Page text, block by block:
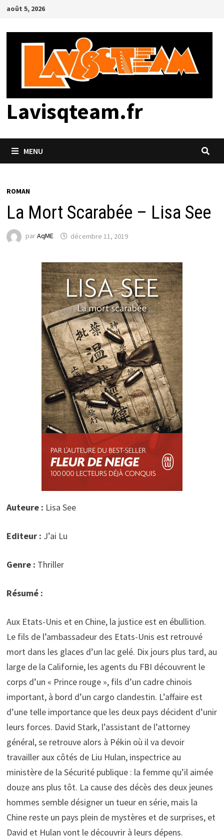
Passer
contenu
août 5, 2026
Lavisqteam.fr
MENU
ROMAN
La Mort Scarabée – Lisa See
parAqME décembre 11, 2019
Auteure : Lisa See
Editeur : J’ai Lu
Genre : Thriller
Résumé :
Aux Etats-Unis et en Chine, la justice est en ébullition.
Le fils de l’ambassadeur des Etats-Unis est retrouvé
mort dans les glaces d’un lac gelé. Dix jours plus tard, au
large de la Californie, les agents du FBI découvrent le
corps d’un « Prince rouge », fils d’un cadre chinois
important, à bord d’un cargo clandestin. L’affaire est
d’une telle importance que les deux pays décident d’unir
leurs forces. David Stark, l’assistant de l’attorney
général, se retrouve alors à Pékin où il va devoir
travailler aux côtés de Liu Hulan, inspectrice au
ministère de la Sécurité publique : la femme qu’il aimée
douze ans plus tôt. La cause des décès des deux jeunes
hommes semble désigner un tueur en série, mais la
Chine reste un pays plein de mystères et de surprises, et
David et Hulan vont le découvrir à leurs dépens.